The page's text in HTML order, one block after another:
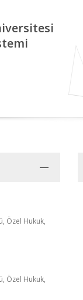
Özel Hukuk,
Özel Hukuk,